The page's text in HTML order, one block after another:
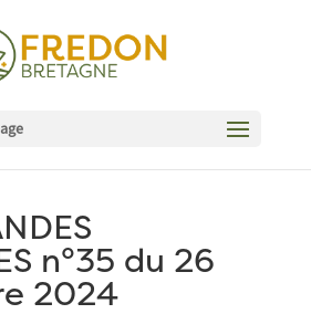
n°35 du 26
2024